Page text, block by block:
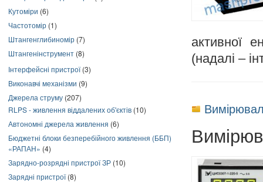
Кутоміри (6)
Частотомір (1)
Штангенглибиномір (7)
Штангенінструмент (8)
Інтерфейсні пристрої(3)
Виконавчі механізми (9)
Джерела струму (207)
RLPS - живлення віддалених об'єктів (10)
Автономні джерела живлення (6)
Бюджетні блоки безперебійного живлення (ББП)
«РАПАН» (4)
Зарядно-розрядні пристрої ЗР (10)
Зарядні пристрої(8)
активної
(надалі –